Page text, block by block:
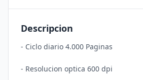
Descripcion
- Ciclo diario 4.000 Paginas
- Resolucion optica 600 dpi